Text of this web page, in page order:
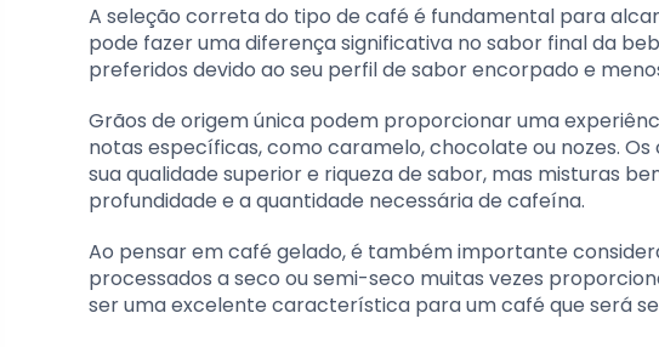
A seleção correta do tipo de café é fundamental para
pode fazer uma diferença significativa no sabor final da
preferidos devido ao seu perfil de sabor encorpado e
Grãos de origem única podem proporcionar uma
notas específicas, como caramelo, chocolate ou nozes.
sua qualidade superior e riqueza de sabor, mas misturas
profundidade e a quantidade necessária de cafeína.
Ao pensar em café gelado, é também importante
processados a seco ou semi-seco muitas vezes
ser uma excelente característica para um café que será